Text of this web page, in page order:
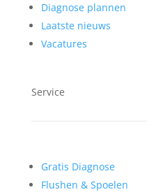
Diagnose plannen
Laatste nieuws
Vacatures
Service
Gratis Diagnose
Flushen & Spoelen